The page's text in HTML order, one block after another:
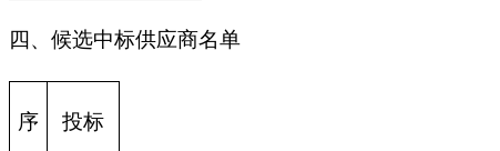
四、候选中标供应商名单
序
投标